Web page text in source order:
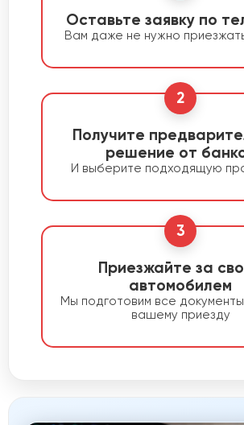
Оставьте заявку по
Вам даже не нужно
2
Получите
решение от
И выберите подходящую
3
Приезжайте за
автомобилем
Мы подготовим все
вашему приезду